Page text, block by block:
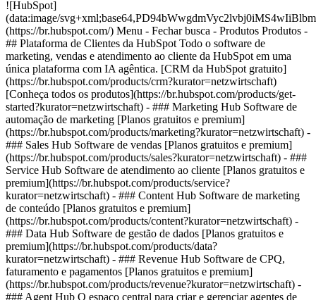
![HubSpot]
(data:image/
(https://br.hubspot.com/) Menu - Fechar busca - Produtos Produtos -
## Plataforma de Clientes da HubSpot Todo o software de
marketing, vendas e atendimento ao cliente da HubSpot em uma
única plataforma com IA agêntica. [CRM da HubSpot gratuito]
(https://br.hubspot.com/products/crm?kurator=netzwirtschaft)
[Conheça todos os produtos](https://br.hubspot.com/products/get-
started?kurator=netzwirtschaft) - ### Marketing Hub Software de
automação de marketing [Planos gratuitos e premium]
(https://br.hubspot.com/products/marketing?kurator=netzwirtschaft) -
### Sales Hub Software de vendas [Planos gratuitos e premium]
(https://br.hubspot.com/products/sales?kurator=netzwirtschaft) - ###
Service Hub Software de atendimento ao cliente [Planos gratuitos e
premium](https://br.hubspot.com/products/service?
kurator=netzwirtschaft) - ### Content Hub Software de marketing
de conteúdo [Planos gratuitos e premium]
(https://br.hubspot.com/products/content?kurator=netzwirtschaft) -
### Data Hub Software de gestão de dados [Planos gratuitos e
premium](https://br.hubspot.com/products/data?
kurator=netzwirtschaft) - ### Revenue Hub Software de CPQ,
faturamento e pagamentos [Planos gratuitos e premium]
(https://br.hubspot.com/products/revenue?kurator=netzwirtschaft) -
### Agent Hub O espaço central para criar e gerenciar agentes de